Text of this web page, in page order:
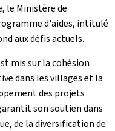
le Ministère de
d'aides, intitulé
aux défis actuels.
mis sur la cohésion
dans les villages et la
des projets
son soutien dans
de la diversification de